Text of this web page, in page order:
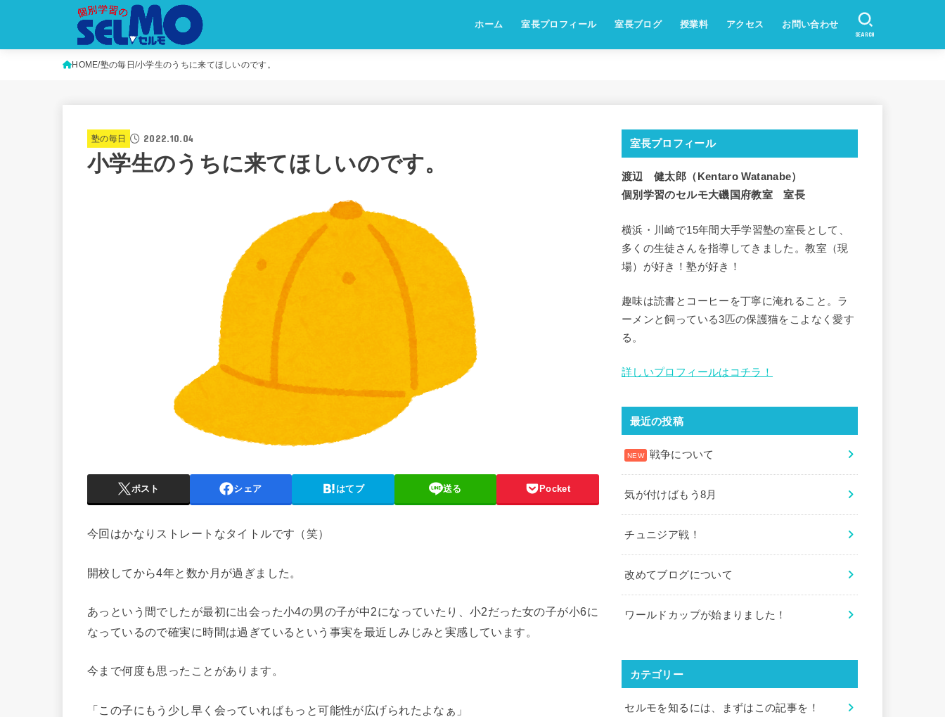
ホーム 室長プロフィール 室長ブログ 授業料 アクセス お問い合わせ
SEARCH
HOME 塾の毎日 小学生のうちに来てほしいのです。
塾の毎日 2022.10.04
小学生のうちに来てほしいのです。
ポスト シェア はてブ 送る Pocket
今回はかなりストレートなタイトルです（笑）
開校してから4年と数か月が過ぎました。
あっという間でしたが最初に出会った小4の男の子が中2になっていたり、小2だった女の子が小6に
なっているので確実に時間は過ぎているという事実を最近しみじみと実感しています。
今まで何度も思ったことがあります。
「この子にもう少し早く会っていればもっと可能性が広げられたよなぁ」
室長プロフィール
渡辺 健太郎（Kentaro Watanabe）
個別学習のセルモ大磯国府教室 室長
横浜・川崎で15年間大手学習塾の室長として、
多くの生徒さんを指導してきました。教室（現
場）が好き！塾が好き！
趣味は読書とコーヒーを丁寧に淹れること。ラ
ーメンと飼っている3匹の保護猫をこよなく愛す
る。
詳しいプロフィールはコチラ！
最近の投稿
戦争について
気が付けばもう8月
チュニジア戦！
改めてブログについて
ワールドカップが始まりました！
カテゴリー
セルモを知るには、まずはこの記事を！